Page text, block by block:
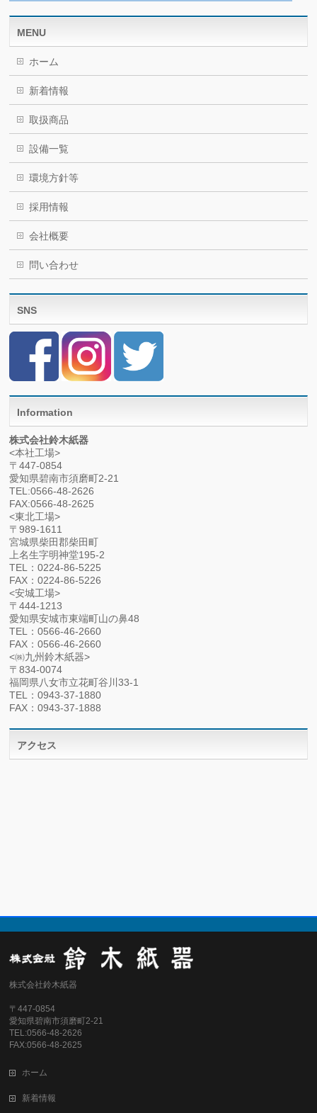
MENU
ホーム
新着情報
取扱商品
設備一覧
環境方針等
採用情報
会社概要
問い合わせ
SNS
Information
株式会社鈴木紙器
<本社工場>
〒447-0854
愛知県碧南市須磨町2-21
TEL:0566-48-2626
FAX:0566-48-2625
<東北工場>
〒989-1611
宮城県柴田郡柴田町
上名生字明神堂195-2
TEL：0224-86-5225
FAX：0224-86-5226
<安城工場>
〒444-1213
愛知県安城市東端町山の鼻48
TEL：0566-46-2660
FAX：0566-46-2660
<㈱九州鈴木紙器>
〒834-0074
福岡県八女市立花町谷川33-1
TEL：0943-37-1880
FAX：0943-37-1888
アクセス
株式会社鈴木紙器
〒447-0854
愛知県碧南市須磨町2-21
TEL:0566-48-2626
FAX:0566-48-2625
ホーム
新着情報